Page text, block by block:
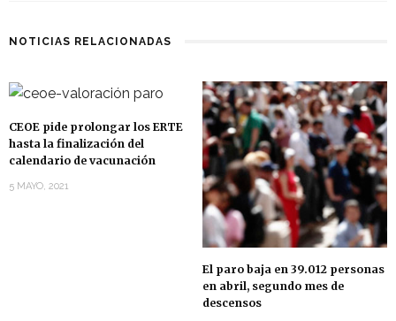
NOTICIAS RELACIONADAS
CEOE pide prolongar los ERTE
hasta la finalización del
calendario de vacunación
5 MAYO, 2021
El paro baja en 39.012 personas
en abril, segundo mes de
descensos